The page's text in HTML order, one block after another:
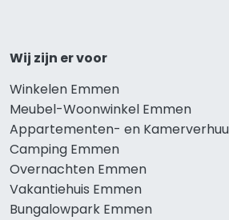
Wij zijn er voor
Winkelen Emmen
Meubel-Woonwinkel Emmen
Appartementen- en
Camping Emmen
Overnachten Emmen
Vakantiehuis Emmen
Bungalowpark Emmen